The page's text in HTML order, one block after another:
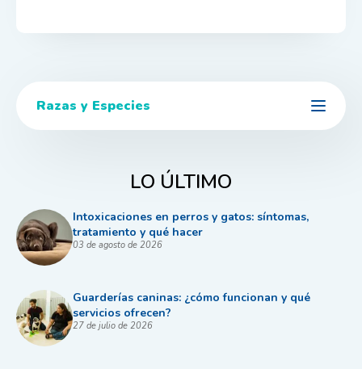
Razas y Especies
LO ÚLTIMO
Intoxicaciones en perros y gatos: síntomas,
tratamiento y qué hacer
03 de agosto de 2026
Guarderías caninas: ¿cómo funcionan y qué
servicios ofrecen?
27 de julio de 2026